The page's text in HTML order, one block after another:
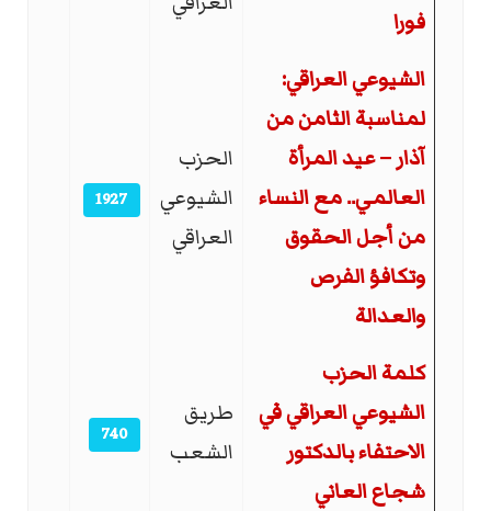
فورا
الشيوعي العراقي:
لمناسبة الثامن من
آذار – عيد المرأة
العالمي.. مع النساء
من أجل الحقوق
وتكافؤ الفرص
والعدالة
الحزب
الشيوعي
العراقي
1927
كلمة الحزب
الشيوعي العراقي في
الاحتفاء بالدكتور
شجاع العاني
طريق
الشعب
740